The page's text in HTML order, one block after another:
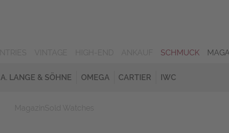
SCHMUCK
A. LANGE & SÖHNE OMEGA CARTIER IWC